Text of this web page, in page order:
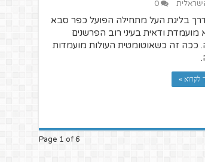
0
בליגת העל מתחילה הפועל כפר סבא
מועמדת ודאית בעיני רוב הפרשנים
ככה זה כשאוטומטית העולות מועמדות
לקרוא »
Page 1 of 6